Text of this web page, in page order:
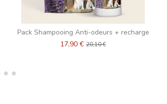
Pack Shampooing Anti-odeurs + recharge
17,90 €20,10 €